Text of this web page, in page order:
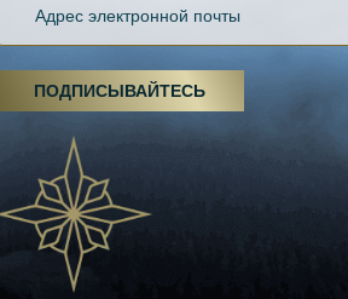
Пешие походы, спа-процедуры и йога:
становятся велнес-центром
03 April 2025
Зимние путешествия для
путешественников из Эмиратов:
переопределение роскошного
10 March 2025
ПОДПИСЫВАЙТЕСЬ